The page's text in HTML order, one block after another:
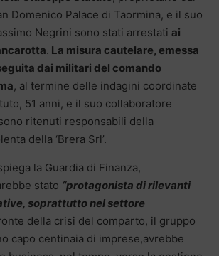
Domenico Palace di Taormina, e il suo
Negrini sono stati arrestati ai
. La misura cautelare, emessa
dai militari del comando
, al termine delle indagini coordinate
51 anni, e il suo collaboratore
ritenuti responsabili della
della ‘Brera Srl’.
la Guardia di Finanza,
stato “protagonista di rilevanti
soprattutto nel settore
della crisi del comparto, il gruppo
capo centinaia di imprese,avrebbe